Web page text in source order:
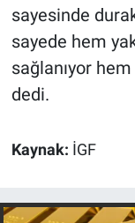
sayesinde
sayede hem
sağlanıyor hem
dedi.
Kaynak: İGF